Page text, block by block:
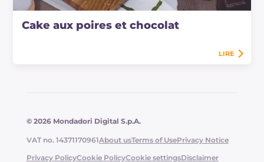
Cake aux poires et chocolat
LIRE
© 2026 Mondadori Digital S.p.A.
VAT no. 14371170961About usTerms of UsePrivacy Notice
Privacy PolicyCookie PolicyCookie settingsDisclaimer